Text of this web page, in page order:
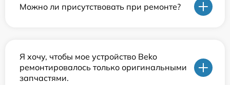
Можно ли присутствовать при ремонте?
Я хочу, чтобы мое устройство Beko
ремонтировалось только оригинальными
запчастями.